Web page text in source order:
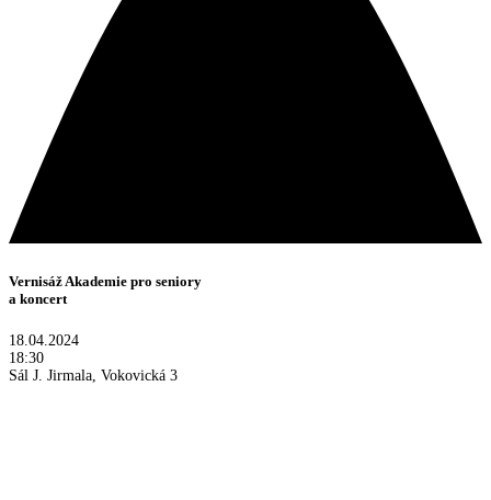
Vernisáž Akademie pro seniory
a koncert
18.04.2024
18:30
Sál J. Jirmala, Vokovická 3